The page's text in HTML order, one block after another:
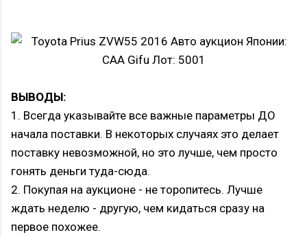
ВЫВОДЫ:
1. Всегда указывайте все важные параметры ДО
начала поставки. В некоторых случаях это делает
поставку невозможной, но это лучше, чем просто
гонять деньги туда-сюда.
2. Покупая на аукционе - не торопитесь. Лучше
ждать неделю - другую, чем кидаться сразу на
первое похожее.